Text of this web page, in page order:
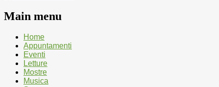
Main menu
Skip
content
Home
Appuntamenti
Eventi
Letture
Mostre
Musica